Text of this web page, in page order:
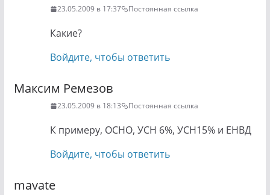
23.05.2009 в 17:37 Постоянная ссылка
Какие?
Войдите, чтобы ответить
Максим Ремезов
23.05.2009 в 18:13 Постоянная ссылка
К примеру, ОСНО, УСН 6%, УСН15% и ЕНВД
Войдите, чтобы ответить
mavate